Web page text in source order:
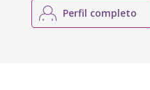
Perfil completo